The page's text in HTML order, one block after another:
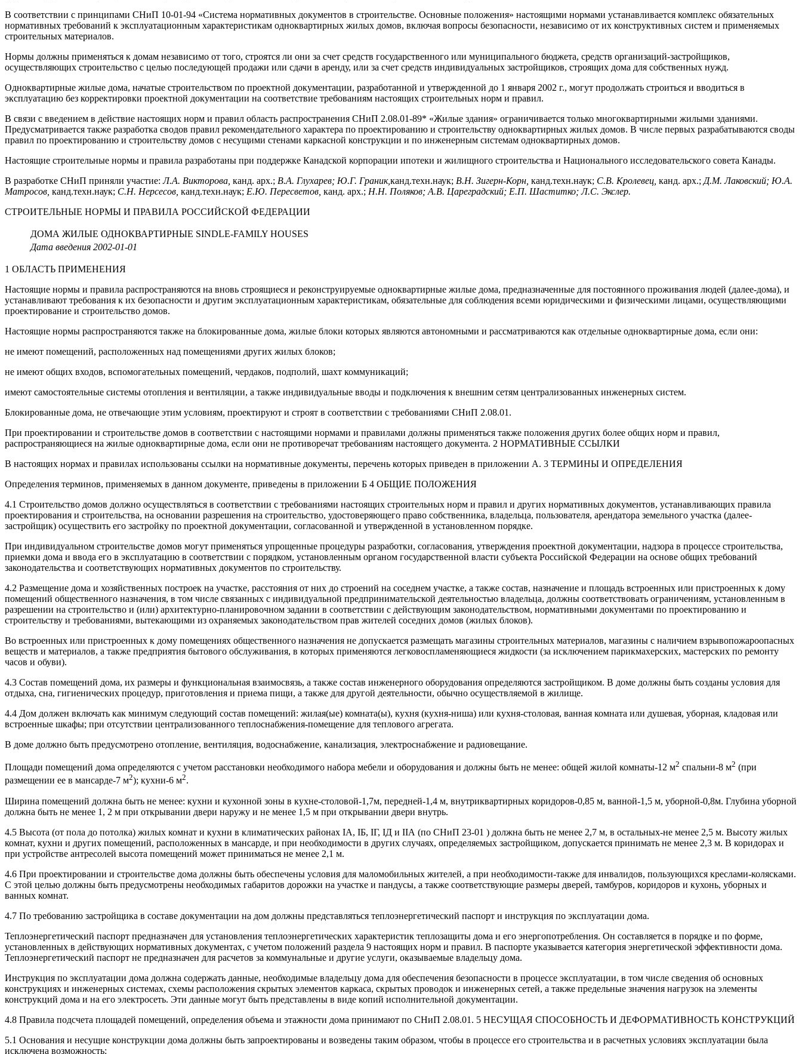
В соответствии с принципами СНиП 10-01-94 «Система нормативных документов в строительстве. Основные положения» настоящими нормами устанавливается комплекс обязательных
нормативных требований к эксплуатационным характеристикам одноквартирных жилых домов, включая вопросы безопасности, независимо от их конструктивных систем и применяемых
строительных материалов.
Нормы должны применяться к домам независимо от того, строятся ли они за счет средств государственного или муниципального бюджета, средств организаций-застройщиков,
осуществляющих строительство с целью последующей продажи или сдачи в аренду, или за счет средств индивидуальных застройщиков, строящих дома для собственных нужд.
Одноквартирные жилые дома, начатые строительством по проектной документации, разработанной и утвержденной до 1 января 2002 г., могут продолжать строиться и вводиться в
эксплуатацию без корректировки проектной документации на соответствие требованиям настоящих строительных норм и правил.
В связи с введением в действие настоящих норм и правил область распространения СНиП 2.08.01-89* «Жилые здания» ограничивается только многоквартирными жилыми зданиями.
Предусматривается также разработка сводов правил рекомендательного характера по проектированию и строительству одноквартирных жилых домов. В числе первых разрабатываются своды
правил по проектированию и строительству домов с несущими стенами каркасной конструкции и по инженерным системам одноквартирных домов.
Настоящие строительные нормы и правила разработаны при поддержке Канадской корпорации ипотеки и жилищного строительства и Национального исследовательского совета Канады.
В разработке СНиП приняли участие:Л.А. Викторова, канд. арх.; В.А. Глухарев; Ю.Г. Граник,канд.техн.наук; В.Н. Зигерн-Корн, канд.техн.наук; С.В. Кролевец, канд. арх.; Д.М. Лаковский; Ю.А.
Матросов, канд.техн.наук; С.Н. Нерсесов, канд.техн.наук; Е.Ю. Пересветов, канд. арх.; Н.Н. Поляков; А.В. Цареградский; Е.П. Шаститко; Л.С. Экслер.
СТРОИТЕЛЬНЫЕ НОРМЫ И ПРАВИЛА РОССИЙСКОЙ ФЕДЕРАЦИИ
ДОМА ЖИЛЫЕ ОДНОКВАРТИРНЫЕ SINDLE-FAMILY HOUSES
Дата введения 2002-01-01
1 ОБЛАСТЬ ПРИМЕНЕНИЯ
Настоящие нормы и правила распространяются на вновь строящиеся и реконструируемые одноквартирные жилые дома, предназначенные для постоянного проживания людей (далее-дома), и
устанавливают требования к их безопасности и другим эксплуатационным характеристикам, обязательные для соблюдения всеми юридическими и физическими лицами, осуществляющими
проектирование и строительство домов.
Настоящие нормы распространяются также на блокированные дома, жилые блоки которых являются автономными и рассматриваются как отдельные одноквартирные дома, если они:
не имеют помещений, расположенных над помещениями других жилых блоков;
не имеют общих входов, вспомогательных помещений, чердаков, подполий, шахт коммуникаций;
имеют самостоятельные системы отопления и вентиляции, а также индивидуальные вводы и подключения к внешним сетям централизованных инженерных систем.
Блокированные дома, не отвечающие этим условиям, проектируют и строят в соответствии с требованиями СНиП 2.08.01.
При проектировании и строительстве домов в соответствии с настоящими нормами и правилами должны применяться также положения других более общих норм и правил,
распространяющиеся на жилые одноквартирные дома, если они не противоречат требованиям настоящего документа. 2 НОРМАТИВНЫЕ ССЫЛКИ
В настоящих нормах и правилах использованы ссылки на нормативные документы, перечень которых приведен в приложении А. 3 ТЕРМИНЫ И ОПРЕДЕЛЕНИЯ
Определения терминов, применяемых в данном документе, приведены в приложении Б 4 ОБЩИЕ ПОЛОЖЕНИЯ
4.1 Строительство домов должно осуществляться в соответствии с требованиями настоящих строительных норм и правил и других нормативных документов, устанавливающих правила
проектирования и строительства, на основании разрешения на строительство, удостоверяющего право собственника, владельца, пользователя, арендатора земельного участка (далее-
застройщик) осуществить его застройку по проектной документации, согласованной и утвержденной в установленном порядке.
При индивидуальном строительстве домов могут применяться упрощенные процедуры разработки, согласования, утверждения проектной документации, надзора в процессе строительства,
приемки дома и ввода его в эксплуатацию в соответствии с порядком, установленным органом государственной власти субъекта Российской Федерации на основе общих требований
законодательства и соответствующих нормативных документов по строительству.
4.2 Размещение дома и хозяйственных построек на участке, расстояния от них до строений на соседнем участке, а также состав, назначение и площадь встроенных или пристроенных к дому
помещений общественного назначения, в том числе связанных с индивидуальной предпринимательской деятельностью владельца, должны соответствовать ограничениям, установленным в
разрешении на строительство и (или) архитектурно-планировочном задании в соответствии с действующим законодательством, нормативными документами по проектированию и
строительству и требованиями, вытекающими из охраняемых законодательством прав жителей соседних домов (жилых блоков).
Во встроенных или пристроенных к дому помещениях общественного назначения не допускается размещать магазины строительных материалов, магазины с наличием взрывопожароопасных
веществ и материалов, а также предприятия бытового обслуживания, в которых применяются легковоспламеняющиеся жидкости (за исключением парикмахерских, мастерских по ремонту
часов и обуви).
4.3 Состав помещений дома, их размеры и функциональная взаимосвязь, а также состав инженерного оборудования определяются застройщиком. В доме должны быть созданы условия для
отдыха, сна, гигиенических процедур, приготовления и приема пищи, а также для другой деятельности, обычно осуществляемой в жилище.
4.4 Дом должен включать как минимум следующий состав помещений: жилая(ые) комната(ы), кухня (кухня-ниша) или кухня-столовая, ванная комната или душевая, уборная, кладовая или
встроенные шкафы; при отсутствии централизованного теплоснабжения-помещение для теплового агрегата.
В доме должно быть предусмотрено отопление, вентиляция, водоснабжение, канализация, электроснабжение и радиовещание.
Площади помещений дома определяются с учетом расстановки необходимого набора мебели и оборудования и должны быть не менее: общей жилой комнаты-12 м2 спальни-8 м2 (при
размещении ее в мансарде-7 м2); кухни-6 м2.
Ширина помещений должна быть не менее: кухни и кухонной зоны в кухне-столовой-1,7м, передней-1,4 м, внутриквартирных коридоров-0,85 м, ванной-1,5 м, уборной-0,8м. Глубина уборной
должна быть не менее 1, 2 м при открывании двери наружу и не менее 1,5 м при открывании двери внутрь.
4.5 Высота (от пола до потолка) жилых комнат и кухни в климатических районах IА, IБ, IГ, IД и IIА (по СНиП 23-01 ) должна быть не менее 2,7 м, в остальных-не менее 2,5 м. Высоту жилых
комнат, кухни и других помещений, расположенных в мансарде, и при необходимости в других случаях, определяемых застройщиком, допускается принимать не менее 2,3 м. В коридорах и
при устройстве антресолей высота помещений может приниматься не менее 2,1 м.
4.6 При проектировании и строительстве дома должны быть обеспечены условия для маломобильных жителей, а при необходимости-также для инвалидов, пользующихся креслами-колясками.
С этой целью должны быть предусмотрены необходимых габаритов дорожки на участке и пандусы, а также соответствующие размеры дверей, тамбуров, коридоров и кухонь, уборных и
ванных комнат.
4.7 По требованию застройщика в составе документации на дом должны представляться теплоэнергетический паспорт и инструкция по эксплуатации дома.
Теплоэнергетический паспорт предназначен для установления теплоэнергетических характеристик теплозащиты дома и его энергопотребления. Он составляется в порядке и по форме,
установленных в действующих нормативных документах, с учетом положений раздела 9 настоящих норм и правил. В паспорте указывается категория энергетической эффективности дома.
Теплоэнергетический паспорт не предназначен для расчетов за коммунальные и другие услуги, оказываемые владельцу дома.
Инструкция по эксплуатации дома должна содержать данные, необходимые владельцу дома для обеспечения безопасности в процессе эксплуатации, в том числе сведения об основных
конструкциях и инженерных системах, схемы расположения скрытых элементов каркаса, скрытых проводок и инженерных сетей, а также предельные значения нагрузок на элементы
конструкций дома и на его электросеть. Эти данные могут быть представлены в виде копий исполнительной документации.
4.8 Правила подсчета площадей помещений, определения объема и этажности дома принимают по СНиП 2.08.01. 5 НЕСУЩАЯ СПОСОБНОСТЬ И ДЕФОРМАТИВНОСТЬ КОНСТРУКЦИЙ
5.1 Основания и несущие конструкции дома должны быть запроектированы и возведены таким образом, чтобы в процессе его строительства и в расчетных условиях эксплуатации была
исключена возможность: